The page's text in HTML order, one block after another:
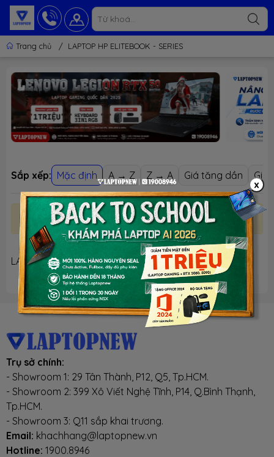
Trang chủ / LAPTOP HP ELITEBOOK - SERIES
Sắp xếp: Mặc định A → Z Z → A Giá tăng dần Giá
Danh mục trống
LAPTOP HP ELITEBOOK - SERIES
Trụ sở chính:
- Showroom 1: 29 Tân Thành, P12, Q5, Tp.HCM.
- Showroom 2: 399 Xô Viết Nghệ Tĩnh, P14, Q.Bình Thạnh,
Tp.HCM.
- Showroom 3: Q11 sắp khai trương.
Email: khachhang@laptopnew.vn
Hotline: 1900.8946
x